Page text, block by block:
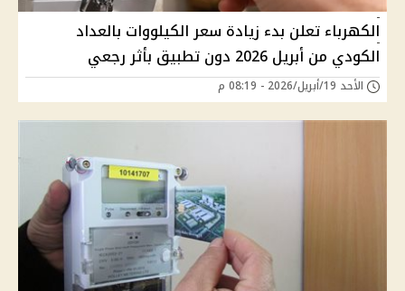
الكهرباء تعلن بدء زيادة سعر الكيلووات بالعداد
الكودي من أبريل 2026 دون تطبيق بأثر رجعي
الأحد 19/أبريل/2026 - 08:19 م